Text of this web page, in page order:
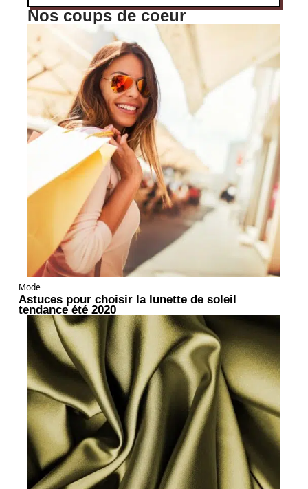
Nos coups de coeur
Mode
Astuces pour choisir la lunette de soleil
tendance été 2020